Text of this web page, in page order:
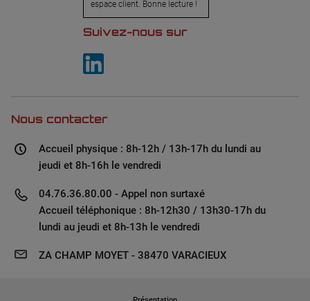
espace client. Bonne lecture !
Suivez-nous sur
Nous contacter
Accueil physique : 8h-12h / 13h-17h du lundi au
jeudi et 8h-16h le vendredi
04.76.36.80.00 - Appel non surtaxé
Accueil téléphonique : 8h-12h30 / 13h30-17h du
lundi au jeudi et 8h-13h le vendredi
ZA CHAMP MOYET - 38470 VARACIEUX